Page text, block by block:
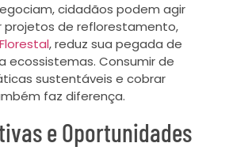
cidadãos podem agir
projetos de reflorestamento,
, reduz sua pegada de
ecossistemas. Consumir de
sustentáveis e cobrar
faz diferença.
e Oportunidades